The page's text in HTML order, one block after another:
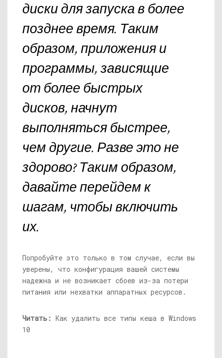
диски для запуска в более
позднее время. Таким
образом, приложения и
программы, зависящие
от более быстрых
дисков, начнут
выполняться быстрее,
чем другие. Разве это не
здорово? Таким образом,
давайте перейдем к
шагам, чтобы включить
их.
Попробуйте это только в том случае, если вы
уверены, что конфигурация вашей системы
надежна и не возникает сбоев из-за потери
питания или нехватки аппаратных ресурсов.
Читать: Как удалить все типы кеша в Windows
10